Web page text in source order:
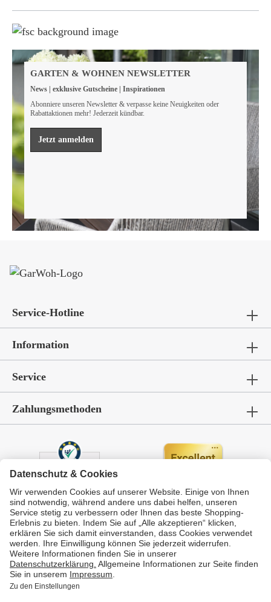
Wir sind FSC® zertifiziert
leisten müssen, um unsere natürlichen Ressourcen zu
bewahren.
Mehr erfahren
GARTEN & WOHNEN NEWSLETTER
News | exklusive Gutscheine | Inspirationen
Abonniere unseren Newsletter & verpasse keine Neuigkeiten oder
Rabattaktionen mehr! Jederzeit kündbar.
Jetzt anmelden
Service-Hotline
Information
Service
Zahlungsmethoden
Durchschnittliche Bewertung von GarWoh – Gartenmöbel & Wohnen
mit336Bewertungen
|
Bewertungsgrundlage des Anbieters: 4 Verkaufs- und 4 Bewertungsplattformen